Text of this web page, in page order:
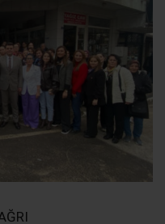
mitingi oldu. İlçe
ve özellikle
sağlamaya davet etti.
Özel’in katılacağı
ve görünür şekilde
yoğun katılım
kaydedildi.
“AK